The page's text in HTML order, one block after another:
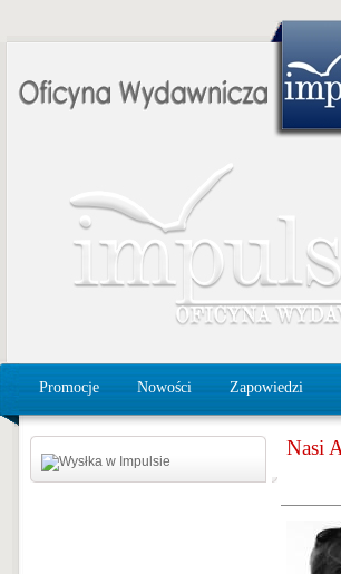
Promocje Nowości Zapowiedzi
Nasi